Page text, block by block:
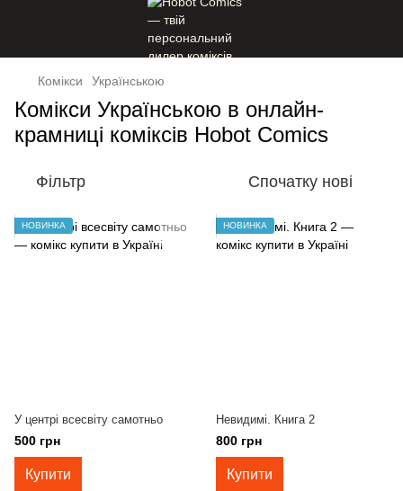
Комікси Українською
Комікси Українською в онлайн-
крамниці коміксів Hobot Comics
Фільтр Спочатку нові
НОВИНКА
У центрі всесвіту самотньо
500 грн
Купити
НОВИНКА
Невидимі. Книга 2
800 грн
Купити